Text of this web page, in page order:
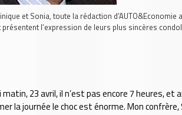
et Sonia, toute la rédaction d’AUTO&Economie
l’expression de leurs plus sincères
matin, 23 avril, il n’est pas encore 7 heures, et
la journée le choc est énorme. Mon